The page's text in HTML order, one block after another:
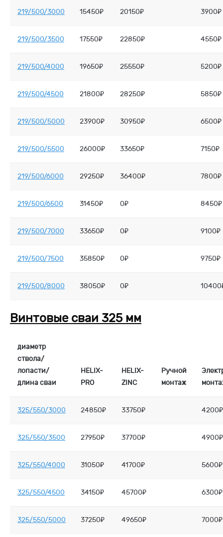
219/500/3000 15450₽ 20150₽ 3900₽
219/500/3500 17550₽ 22850₽ 4550₽
219/500/4000 19650₽ 25550₽ 5200₽
219/500/4500 21800₽ 28250₽ 5850₽
219/500/5000 23900₽ 30950₽ 6500₽
219/500/5500 26000₽ 33650₽ 7150₽
219/500/6000 29250₽ 36400₽ 7800₽
219/500/6500 31450₽ 0₽ 8450₽
219/500/7000 33650₽ 0₽ 9100₽
219/500/7500 35850₽ 0₽ 9750₽
219/500/8000 38050₽ 0₽
Винтовые сваи 325 мм
диаметр
ствола/
лопасти/
длина сваи
HELIX-
PRO
HELIX-
ZINC
Ручной
монтаж
325/550/3000 24850₽ 33750₽ 4200₽
325/550/3500 27950₽ 37700₽ 4900₽
325/550/4000 31050₽ 41700₽ 5600₽
325/550/4500 34150₽ 45700₽ 6300₽
325/550/5000 37250₽ 49650₽ 7000₽